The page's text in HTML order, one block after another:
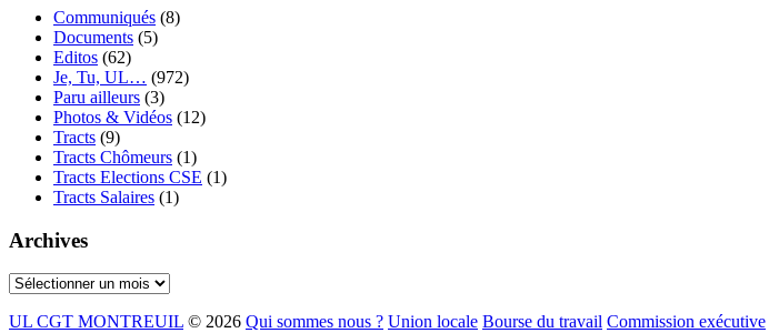
Communiqués (8)
Documents (5)
Editos (62)
Je, Tu, UL… (972)
Paru ailleurs (3)
Photos & Vidéos (12)
Tracts (9)
Tracts Chômeurs (1)
Tracts Elections CSE (1)
Tracts Salaires (1)
Archives
Archives
UL CGT MONTREUIL © 2026 Qui sommes nous ? Union locale Bourse du travail Commission exécutive